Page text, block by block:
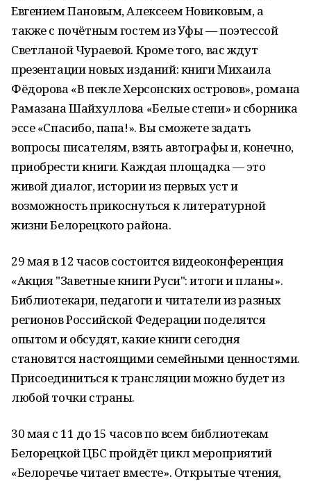
Евгением Пановым, Алексеем Новиковым, а
также с почётным гостем из Уфы — поэтессой
Светланой Чураевой. Кроме того, вас ждут
презентации новых изданий: книги Михаила
Фёдорова «В пекле Херсонских островов», романа
Рамазана Шайхуллова «Белые степи» и сборника
эссе «Спасибо, папа!». Вы сможете задать
вопросы писателям, взять автографы и, конечно,
приобрести книги. Каждая площадка — это
живой диалог, истории из первых уст и
возможность прикоснуться к литературной
жизни Белорецкого района.
29 мая в 12 часов состоится видеоконференция
«Акция "Заветные книги Руси": итоги и планы».
Библиотекари, педагоги и читатели из разных
регионов Российской Федерации поделятся
опытом и обсудят, какие книги сегодня
становятся настоящими семейными ценностями.
Присоединиться к трансляции можно будет из
любой точки страны.
30 мая с 11 до 15 часов по всем библиотекам
Белорецкой ЦБС пройдёт цикл мероприятий
«Белоречье читает вместе». Открытые чтения,